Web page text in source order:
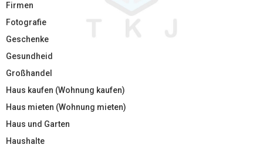
Firmen
Fotografie
Geschenke
Gesundheid
Großhandel
Haus kaufen (Wohnung kaufen)
Haus mieten (Wohnung mieten)
Haus und Garten
Haushalte